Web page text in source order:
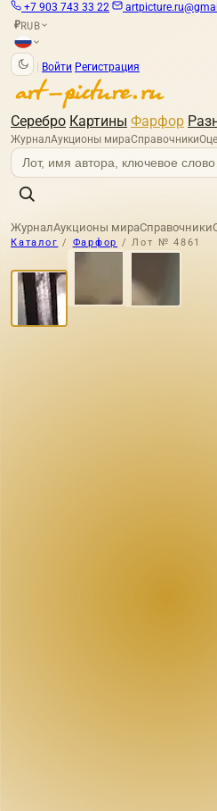
+7 903 743 33 22
₽RUB
Войти Регистрация
Серебро Картины Фарфор
ЖурналАукционы мираСправочники
ЖурналАукционы мираСправочники
Каталог / Фарфор / Лот № 4861